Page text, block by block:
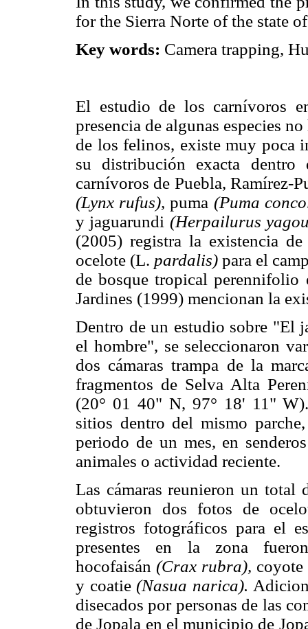
for the Sierra Norte of the state
Key words: Camera trapping,
El estudio de los carnívoros
presencia de algunas especies
de los felinos, existe muy poca
su distribución exacta
carnívoros de Puebla, Ramírez-
(Lynx rufus), puma (Puma
y jaguarundi (Herpailurus
(2005) registra la existencia
ocelote (L. pardalis) para el
de bosque tropical
Jardines (1999) mencionan la
Dentro de un estudio sobre "El
el hombre", se seleccionaron
dos cámaras trampa de la
fragmentos de Selva Alta
(20° 01 40" N, 97° 18' 11"
sitios dentro del mismo
periodo de un mes, en
animales o actividad reciente.
Las cámaras reunieron un total
obtuvieron dos fotos de
registros fotográficos para el
presentes en la zona
hocofaisán (Crax rubra), coyote
y coatie(Nasua narica).
disecados por personas de las
de Jopala en el municipio de